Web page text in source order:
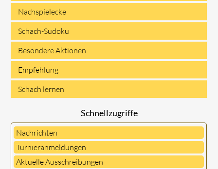
Nachspielecke
Schach-Sudoku
Besondere Aktionen
Empfehlung
Schach lernen
Schnellzugriffe
Nachrichten
Turnieranmeldungen
Aktuelle Ausschreibungen